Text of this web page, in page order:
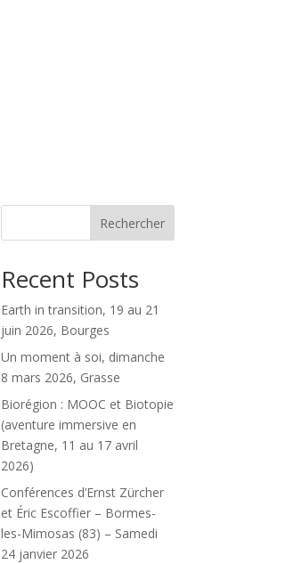
Rechercher
Recent Posts
Earth in transition, 19 au 21
juin 2026, Bourges
Un moment à soi, dimanche
8 mars 2026, Grasse
Biorégion : MOOC et Biotopie
(aventure immersive en
Bretagne, 11 au 17 avril
2026)
Conférences d’Ernst Zürcher
et Éric Escoffier – Bormes-
les-Mimosas (83) – Samedi
24 janvier 2026